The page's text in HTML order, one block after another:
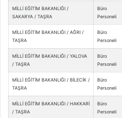
MİLLİ EĞİTİM BAKANLIĞI /
SAKARYA / TAŞRA
Büro
Personeli
MİLLİ EĞİTİM BAKANLIĞI / AĞRI /
TAŞRA
Büro
Personeli
MİLLİ EĞİTİM BAKANLIĞI / YALOVA
/ TAŞRA
Büro
Personeli
MİLLİ EĞİTİM BAKANLIĞI / BİLECİK /
TAŞRA
Büro
Personeli
MİLLİ EĞİTİM BAKANLIĞI / HAKKARİ
/ TAŞRA
Büro
Personeli